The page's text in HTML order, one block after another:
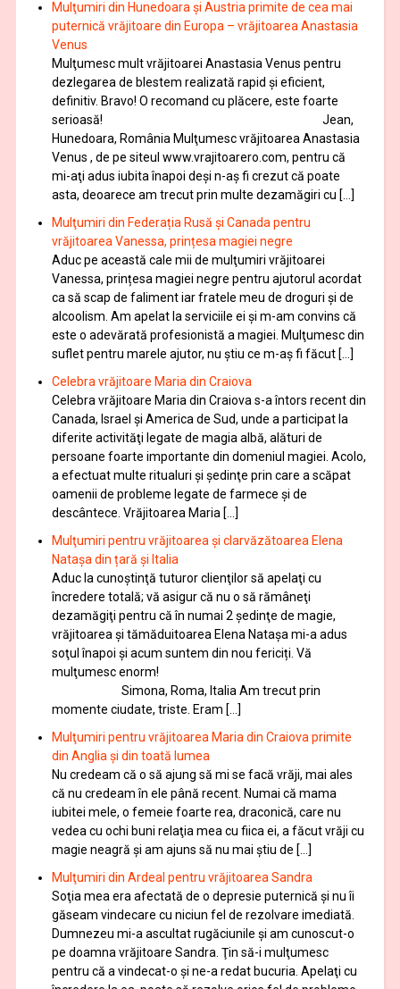
Mulţumiri din Hunedoara și Austria primite de cea mai
puternică vrăjitoare din Europa – vrăjitoarea Anastasia
Venus
Mulţumesc mult vrăjitoarei Anastasia Venus pentru
dezlegarea de blestem realizată rapid și eficient,
definitiv. Bravo! O recomand cu plăcere, este foarte
serioasă! Jean,
Hunedoara, România Mulţumesc vrăjitoarea Anastasia
Venus , de pe siteul www.vrajitoarero.com, pentru că
mi-aţi adus iubita înapoi deşi n-aş fi crezut că poate
asta, deoarece am trecut prin multe dezamăgiri cu […]
Mulţumiri din Federația Rusă și Canada pentru
vrăjitoarea Vanessa, prințesa magiei negre
Aduc pe această cale mii de mulţumiri vrăjitoarei
Vanessa, prințesa magiei negre pentru ajutorul acordat
ca să scap de faliment iar fratele meu de droguri și de
alcoolism. Am apelat la serviciile ei şi m-am convins că
este o adevărată profesionistă a magiei. Mulţumesc din
suflet pentru marele ajutor, nu știu ce m-aș fi făcut […]
Celebra vrăjitoare Maria din Craiova
Celebra vrăjitoare Maria din Craiova s-a întors recent din
Canada, Israel şi America de Sud, unde a participat la
diferite activităţi legate de magia albă, alături de
persoane foarte importante din domeniul magiei. Acolo,
a efectuat multe ritualuri şi şedinţe prin care a scăpat
oamenii de probleme legate de farmece şi de
descântece. Vrăjitoarea Maria […]
Mulţumiri pentru vrăjitoarea și clarvăzătoarea Elena
Natașa din țară și Italia
Aduc la cunoştinţă tuturor clienţilor să apelaţi cu
încredere totală; vă asigur că nu o să rămâneţi
dezamăgiţi pentru că în numai 2 şedinţe de magie,
vrăjitoarea și tămăduitoarea Elena Natașa mi-a adus
soţul înapoi și acum suntem din nou fericiți. Vă
mulţumesc enorm!
Simona, Roma, Italia Am trecut prin
momente ciudate, triste. Eram […]
Mulţumiri pentru vrăjitoarea Maria din Craiova primite
din Anglia și din toată lumea
Nu credeam că o să ajung să mi se facă vrăji, mai ales
că nu credeam în ele până recent. Numai că mama
iubitei mele, o femeie foarte rea, draconică, care nu
vedea cu ochi buni relaţia mea cu fiica ei, a făcut vrăji cu
magie neagră şi am ajuns să nu mai ştiu de […]
Mulţumiri din Ardeal pentru vrăjitoarea Sandra
Soţia mea era afectată de o depresie puternică şi nu îi
găseam vindecare cu niciun fel de rezolvare imediată.
Dumnezeu mi-a ascultat rugăciunile şi am cunoscut-o
pe doamna vrăjitoare Sandra. Ţin să-i mulţumesc
pentru că a vindecat-o şi ne-a redat bucuria. Apelaţi cu